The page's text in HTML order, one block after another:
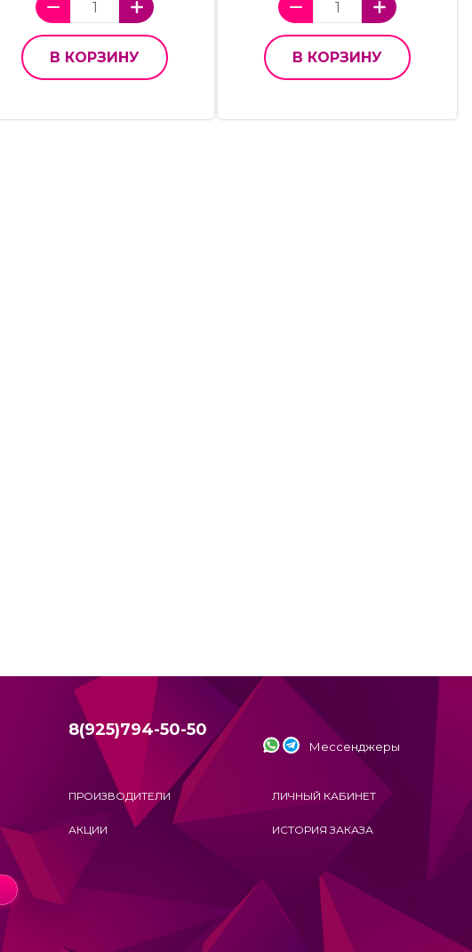
В КОРЗИНУ В КОРЗИНУ
8(925)794-50-50
Мессенджеры
ПРОИЗВОДИТЕЛИ
АКЦИИ
ЛИЧНЫЙ КАБИНЕТ
ИСТОРИЯ ЗАКАЗА